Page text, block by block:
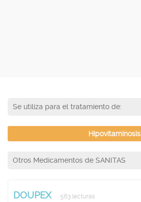
Se utiliza para el tratamiento de:
Hipovitaminosis
Otros Medicamentos de SANITAS
DOUPEX 563 lecturas